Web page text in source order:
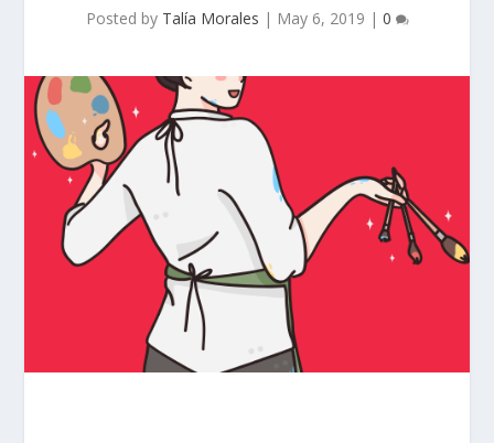
Posted by Talía Morales | May 6, 2019 | 0